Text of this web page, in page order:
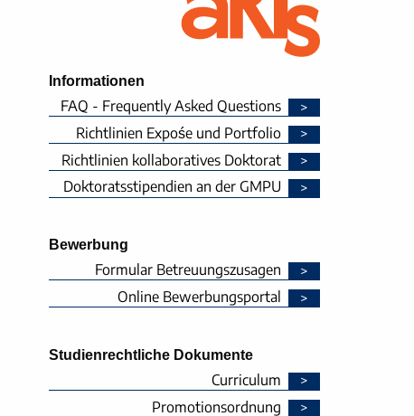
Informationen
FAQ - Frequently Asked Questions
Richtlinien Expośe und Portfolio
Richtlinien kollaboratives Doktorat
Doktoratsstipendien an der GMPU
Bewerbung
Formular Betreuungszusagen
Online Bewerbungsportal
Studienrechtliche Dokumente
Curriculum
Promotionsordnung